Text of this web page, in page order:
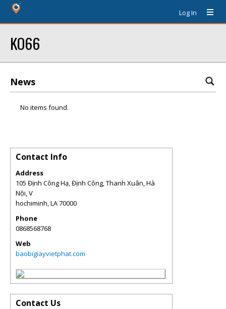
Log In
KO66
News
No items found.
Contact Info
Address
105 Định Công Hạ, Định Công, Thanh Xuân, Hà
Nội, V
hochiminh,LA70000
Phone
0868568768
Web
baobigiayvietphat.com
Contact Us